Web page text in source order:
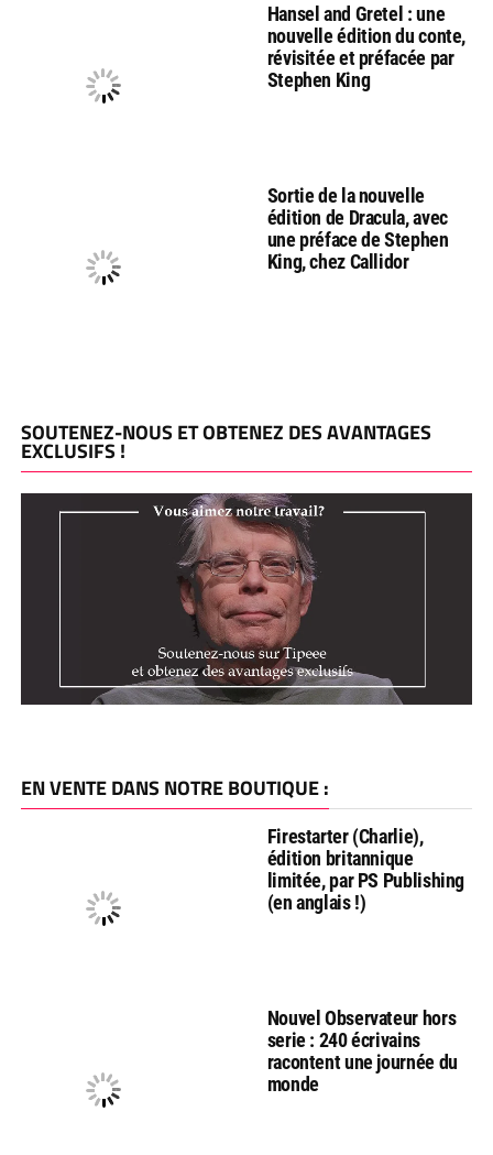
Hansel and Gretel : une
nouvelle édition du conte,
révisitée et préfacée par
Stephen King
Sortie de la nouvelle
édition de Dracula, avec
une préface de Stephen
King, chez Callidor
SOUTENEZ-NOUS ET OBTENEZ DES AVANTAGES
EXCLUSIFS !
EN VENTE DANS NOTRE BOUTIQUE :
Firestarter (Charlie),
édition britannique
limitée, par PS Publishing
(en anglais !)
Nouvel Observateur hors
serie : 240 écrivains
racontent une journée du
monde